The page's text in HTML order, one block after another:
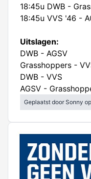
18:45u DWB -
18:45u VVS '46 -
Uitslagen:
DWB -
Grasshoppers -
DWB -
AGSV -
Geplaatst door Sonny